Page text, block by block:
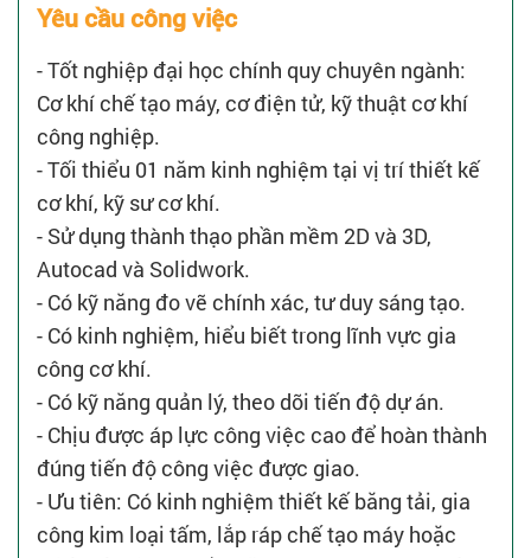
Yêu cầu công việc
- Tốt nghiệp đại học chính quy chuyên ngành:
Cơ khí chế tạo máy, cơ điện tử, kỹ thuật cơ khí
công nghiệp.
- Tối thiểu 01 năm kinh nghiệm tại vị trí thiết kế
cơ khí, kỹ sư cơ khí.
- Sử dụng thành thạo phần mềm 2D và 3D,
Autocad và Solidwork.
- Có kỹ năng đo vẽ chính xác, tư duy sáng tạo.
- Có kinh nghiệm, hiểu biết trong lĩnh vực gia
công cơ khí.
- Có kỹ năng quản lý, theo dõi tiến độ dự án.
- Chịu được áp lực công việc cao để hoàn thành
đúng tiến độ công việc được giao.
- Ưu tiên: Có kinh nghiệm thiết kế băng tải, gia
công kim loại tấm, lắp ráp chế tạo máy hoặc